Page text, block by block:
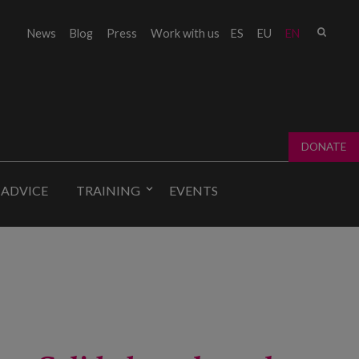
ES EU EN
News Blog Press Work with us
DONATE
TRAINING EVENTS